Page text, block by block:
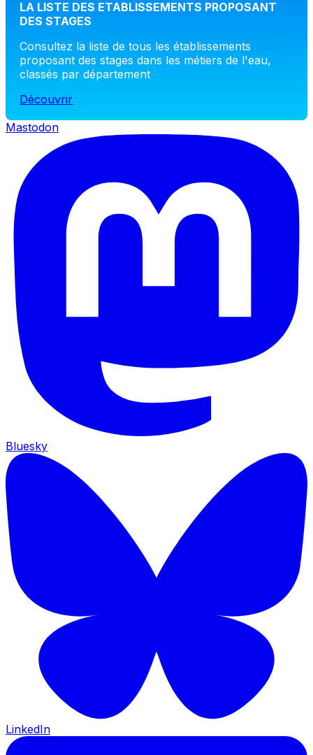
LA LISTE DES ETABLISSEMENTS PROPOSANT
DES STAGES
Consultez la liste de tous les établissements
proposant des stages dans les métiers de l'eau,
classés par département
Découvrir
Mastodon
Bluesky
LinkedIn